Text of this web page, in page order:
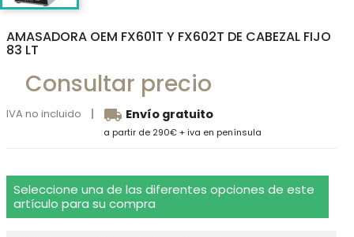
AMASADORA OEM FX601T Y FX602T DE CABEZAL FIJO
83 LT
Consultar precio
IVA no incluido local_shipping Envío gratuito
a partir de 290€ + iva en península
Seleccione una de las diferentes opciones de este
artículo para su compra